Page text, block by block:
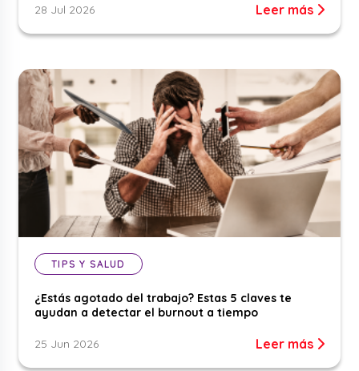
28 Jul 2026 Leer más
TIPS Y SALUD
¿Estás agotado del trabajo? Estas 5 claves te
ayudan a detectar el burnout a tiempo
25 Jun 2026 Leer más